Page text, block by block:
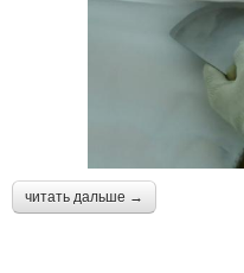
читать дальше →